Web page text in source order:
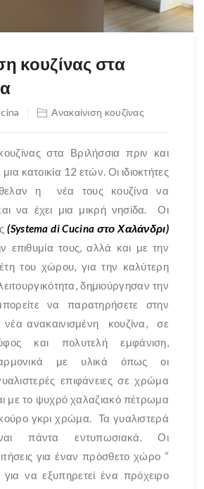
κουζίνας στα
Ανακαίνιση κουζίνας
στα Βριλήσσια πριν και
κατοικία 12 ετών. Oι ιδιοκτήτες
η νέα τους κουζίνα να
να έχει μια μικρή νησίδα. Οι
(Systema di Cucina στο Χαλάνδρι)
επιθυμία τους, αλλά και με την
του χώρου, για την καλύτερη
δημιούργησαν την
να παρατηρήσετε στην
ανακαινισμένη κουζίνα, σε
ύφος και πολυτελή εμφάνιση,
αρμονικά με υλικά όπως οι
επιφάνειες σε χρώμα
με το ψυχρό χαλαζιακό πέτρωμα
γκρι χρώμα. Τα γυαλιστερά
πάντα εντυπωσιακά. Οι
για έναν πρόσθετο χώρο “
να εξυπηρετεί ένα πρόχειρο